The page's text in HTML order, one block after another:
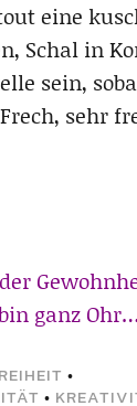
eine
Schal in
sein,
sehr
ganz
•
•